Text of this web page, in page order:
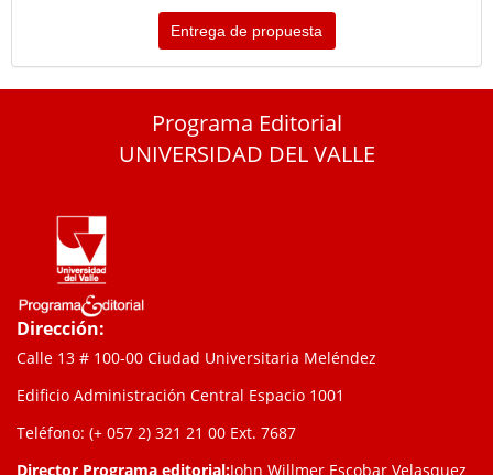
Entrega de propuesta
Programa Editorial
UNIVERSIDAD DEL VALLE
Dirección:
Calle 13 # 100-00 Ciudad Universitaria Meléndez
Edificio Administración Central Espacio 1001
Teléfono: (+ 057 2) 321 21 00 Ext. 7687
Director Programa editorial:John Willmer Escobar Velasquez